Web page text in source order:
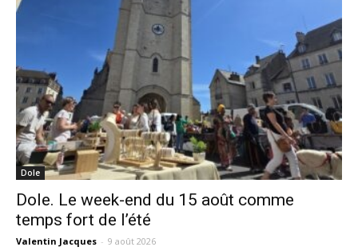
Dole
Dole. Le week-end du 15 août comme
temps fort de l’été
Valentin Jacques - 9 août 2026